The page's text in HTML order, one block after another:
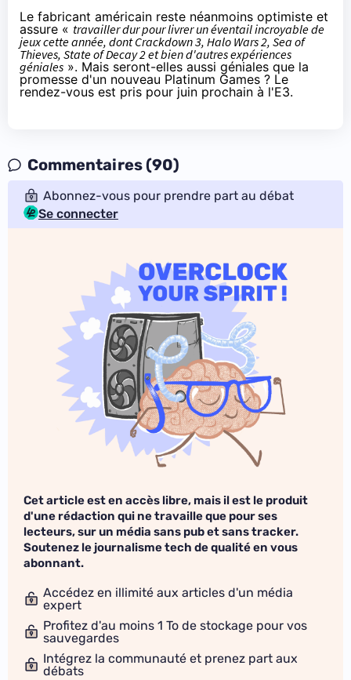
Le fabricant américain reste néanmoins optimiste et
assure « travailler dur pour livrer un éventail incroyable de
jeux cette année, dont Crackdown 3, Halo Wars 2, Sea of
Thieves, State of Decay 2 et bien d'autres expériences
géniales ». Mais seront-elles aussi géniales que la
promesse d'un nouveau Platinum Games ? Le
rendez-vous est pris pour juin prochain à l'E3.
Commentaires (90)
Abonnez-vous pour prendre part au débat
Se connecter
Cet article est en accès libre, mais il est le produit
d'une rédaction qui ne travaille que pour ses
lecteurs, sur un média sans pub et sans tracker.
Soutenez le journalisme tech de qualité en vous
abonnant.
Accédez en illimité aux articles d'un média
expert
Profitez d'au moins 1 To de stockage pour vos
sauvegardes
Intégrez la communauté et prenez part aux
débats